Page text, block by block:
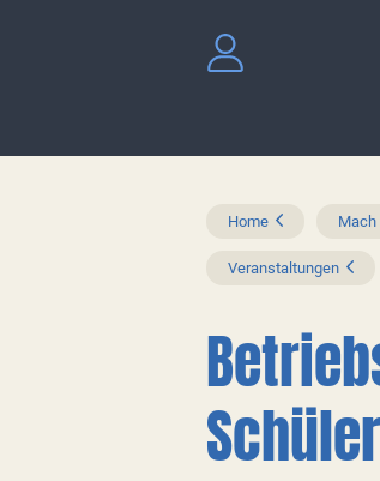
Home Mach
Veranstaltungen